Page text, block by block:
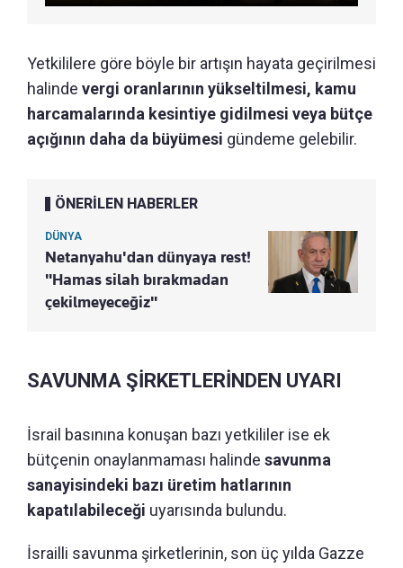
Yetkililere göre böyle bir artışın hayata geçirilmesi
halinde vergi oranlarının yükseltilmesi, kamu
harcamalarında kesintiye gidilmesi veya bütçe
açığının daha da büyümesi gündeme gelebilir.
ÖNERİLEN HABERLER
DÜNYA
Netanyahu'dan dünyaya rest!
"Hamas silah bırakmadan
çekilmeyeceğiz"
SAVUNMA ŞİRKETLERİNDEN UYARI
İsrail basınına konuşan bazı yetkililer ise ek
bütçenin onaylanmaması halinde savunma
sanayisindeki bazı üretim hatlarının
kapatılabileceği uyarısında bulundu.
İsrailli savunma şirketlerinin, son üç yılda Gazze